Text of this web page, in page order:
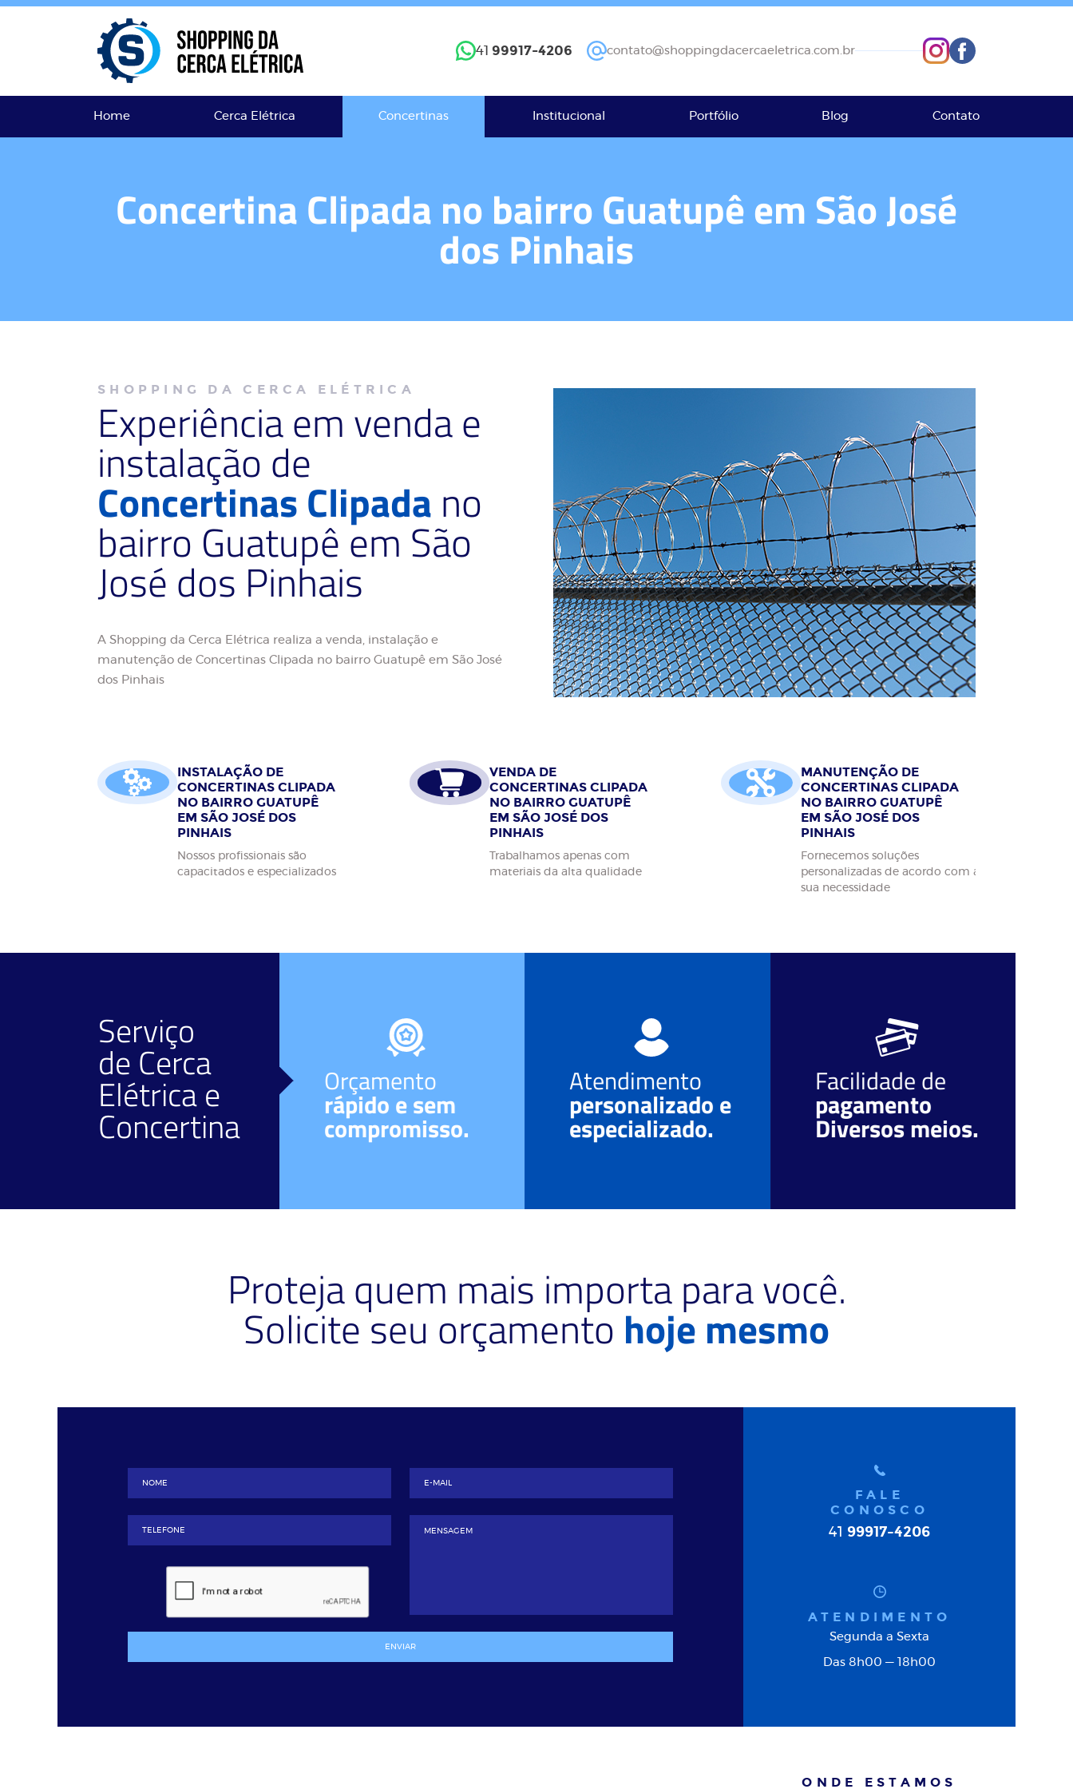
41 99917-4206 contato@shoppingdacercaeletrica.com.br
Home Cerca Elétrica Concertinas Institucional Portfólio Blog Contato
Concertina Clipada no bairro Guatupê em São José
dos Pinhais
SHOPPING DA CERCA ELÉTRICA
Experiência em venda e
instalação de
Concertinas Clipada no
bairro Guatupê em São
José dos Pinhais
A Shopping da Cerca Elétrica realiza a venda, instalação e
manutenção de Concertinas Clipada no bairro Guatupê em São José
dos Pinhais
INSTALAÇÃO DE
CONCERTINAS CLIPADA
NO BAIRRO GUATUPÊ
EM SÃO JOSÉ DOS
PINHAIS
Nossos profissionais são
capacitados e especializados
VENDA DE
CONCERTINAS CLIPADA
NO BAIRRO GUATUPÊ
EM SÃO JOSÉ DOS
PINHAIS
Trabalhamos apenas com
materiais da alta qualidade
MANUTENÇÃO DE
CONCERTINAS CLIPADA
NO BAIRRO GUATUPÊ
EM SÃO JOSÉ DOS
PINHAIS
Fornecemos soluções
personalizadas de acordo com a
sua necessidade
Serviço
deCerca
Elétricae
Concertina
Facilidade de
pagamento
Diversos meios.
Orçamento
rápido e sem
compromisso.
Atendimento
personalizado e
especializado.
Facilidade de
pagamento
Diversos meios.
Proteja quem mais importa para você.
Solicite seu orçamento hoje mesmo
ENVIAR
FALE
CONOSCO
41 99917-4206
ATENDIMENTO
Segunda a Sexta
Das 8h00 — 18h00
ONDE ESTAMOS